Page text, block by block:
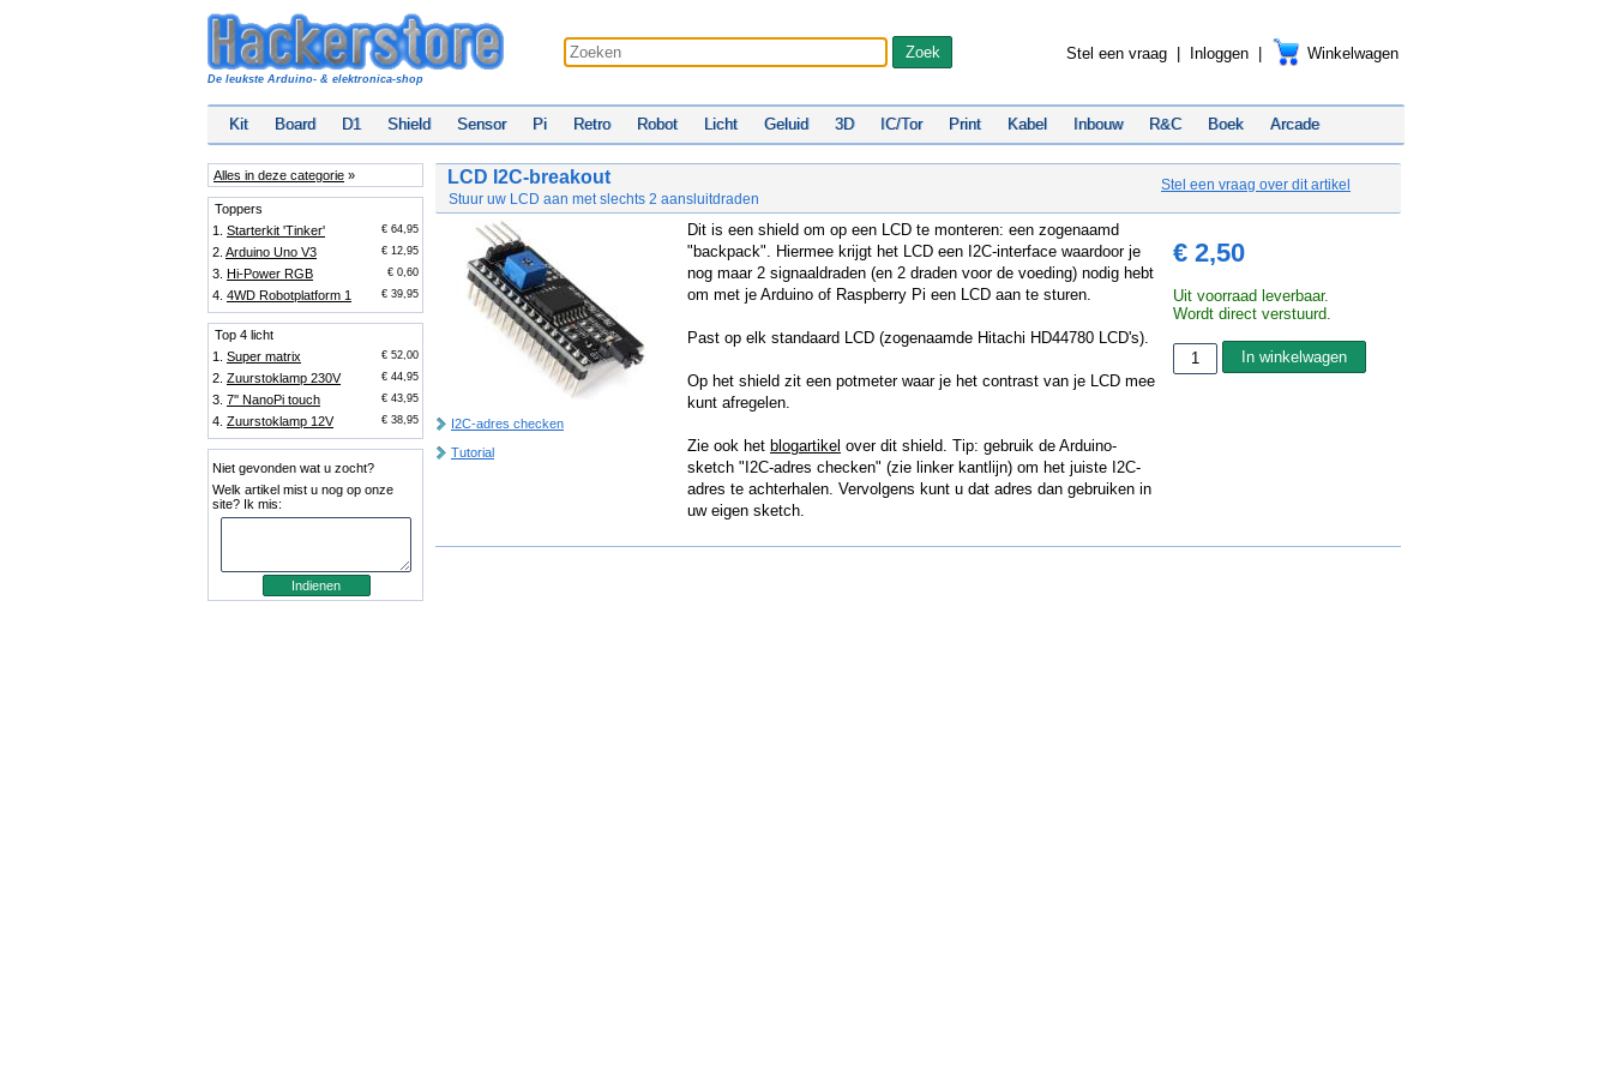
De leukste Arduino- & elektronica-shop
Stel een vraag Inloggen Winkelwagen
Kit Board D1 Shield Sensor Pi Retro Robot Licht Geluid 3D IC/Tor Print Kabel Inbouw R&C Boek Arcade
Alles in deze categorie »
Toppers
1. Starterkit 'Tinker' € 64,95
2. Arduino Uno V3 € 12,95
3. Hi-Power RGB € 0,60
4. 4WD Robotplatform 1 € 39,95
Top 4 licht
1. Super matrix € 52,00
2. Zuurstoklamp 230V € 44,95
3. 7'' NanoPi touch € 43,95
4. Zuurstoklamp 12V € 38,95
Niet gevonden wat u zocht?
Welk artikel mist u nog op onze
site? Ik mis:
LCD I2C-breakout
Stuur uw LCD aan met slechts 2 aansluitdraden
Stel een vraag over dit artikel
I2C-adres checken
Tutorial
Dit is een shield om op een LCD te monteren: een zogenaamd
"backpack". Hiermee krijgt het LCD een I2C-interface waardoor je
nog maar 2 signaaldraden (en 2 draden voor de voeding) nodig hebt
om met je Arduino of Raspberry Pi een LCD aan te sturen.
Past op elk standaard LCD (zogenaamde Hitachi HD44780 LCD's).
Op het shield zit een potmeter waar je het contrast van je LCD mee
kunt afregelen.
Zie ook het blogartikel over dit shield. Tip: gebruik de Arduino-
sketch "I2C-adres checken" (zie linker kantlijn) om het juiste I2C-
adres te achterhalen. Vervolgens kunt u dat adres dan gebruiken in
uw eigen sketch.
€ 2,50
Uit voorraad leverbaar.
Wordt direct verstuurd.